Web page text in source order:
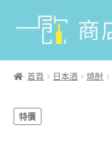
首頁
香檳/氣泡酒
首頁 日本酒 燒酎
特價